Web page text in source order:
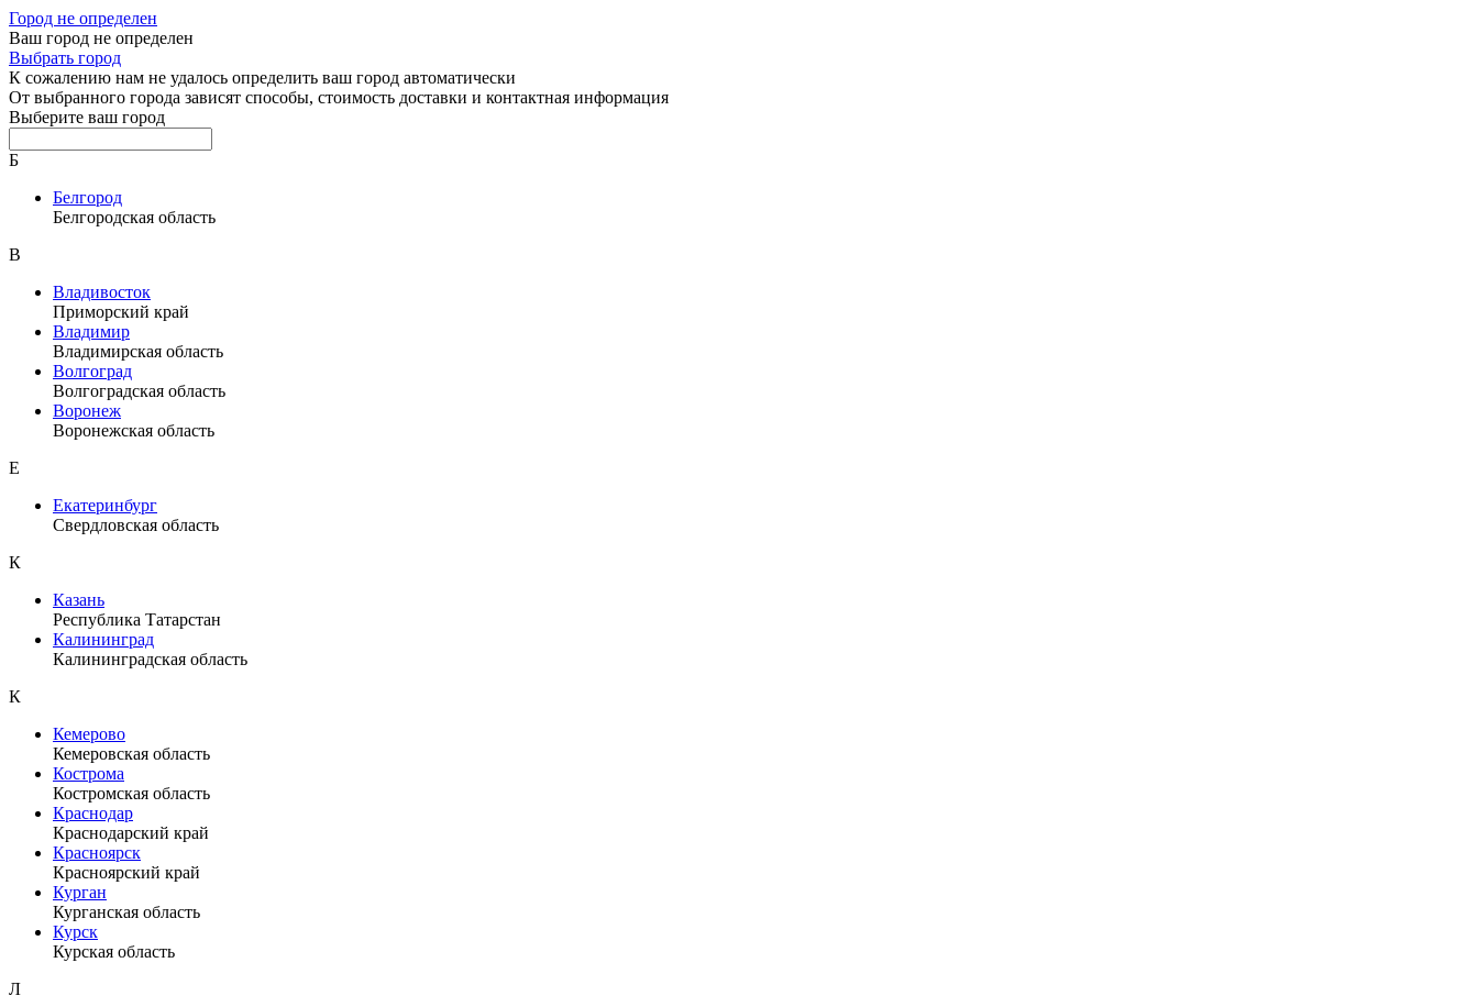
Город не определен
Ваш город не определен
Выбрать город
К сожалению нам не удалось определить ваш город автоматически
От выбранного города зависят способы, стоимость доставки и контактная информация
Выберите ваш город
Б
Белгород
Белгородская область
В
Владивосток
Приморский край
Владимир
Владимирская область
Волгоград
Волгоградская область
Воронеж
Воронежская область
Е
Екатеринбург
Свердловская область
К
Казань
Республика Татарстан
Калининград
Калининградская область
К
Кемерово
Кемеровская область
Кострома
Костромская область
Краснодар
Краснодарский край
Красноярск
Красноярский край
Курган
Курганская область
Курск
Курская область
Л